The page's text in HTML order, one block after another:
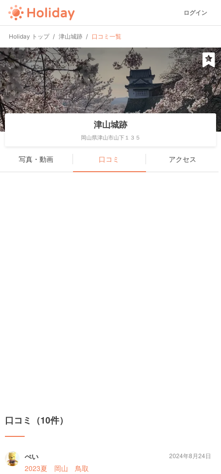
ログイン
Holiday トップ 津山城跡 口コミ一覧
津山城跡
岡山県津山市山下１３５
写真・動画 口コミ アクセス
口コミ（10件）
ぺい
2023夏 岡山 鳥取
2024年8月24日